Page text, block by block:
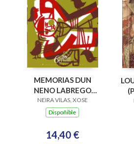
MEMORIAS DUN
NENO LABREGO
(B.N.VILAS)
NEIRA VILAS, XOSE
Dispoñible
14,40 €